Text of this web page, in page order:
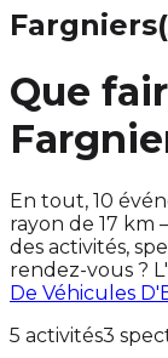
Fargniers
Que
En tout, 10
rayon de 17
des activités,
rendez-vous ?
De Véhicules
5 activités3